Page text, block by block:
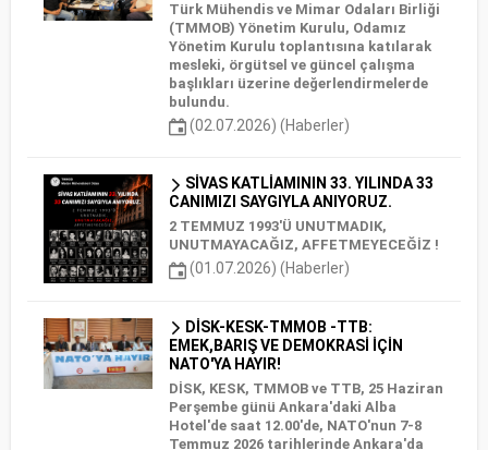
Türk Mühendis ve Mimar Odaları Birliği
(TMMOB) Yönetim Kurulu, Odamız
Yönetim Kurulu toplantısına katılarak
mesleki, örgütsel ve güncel çalışma
başlıkları üzerine değerlendirmelerde
bulundu.
(02.07.2026) (Haberler)
SİVAS KATLİAMININ 33. YILINDA 33
CANIMIZI SAYGIYLA ANIYORUZ.
2 TEMMUZ 1993'Ü UNUTMADIK,
UNUTMAYACAĞIZ, AFFETMEYECEĞİZ !
(01.07.2026) (Haberler)
DİSK-KESK-TMMOB -TTB:
EMEK,BARIŞ VE DEMOKRASİ İÇİN
NATO'YA HAYIR!
DİSK, KESK, TMMOB ve TTB, 25 Haziran
Perşembe günü Ankara'daki Alba
Hotel'de saat 12.00'de, NATO'nun 7-8
Temmuz 2026 tarihlerinde Ankara'da